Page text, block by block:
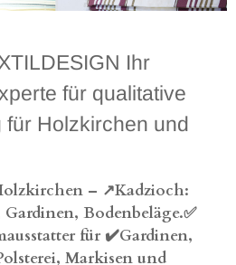
Ihr
für qualitative
für Holzkirchen und
– ↗️Kadzioch:
Bodenbeläge.✅
für ✔️Gardinen,
Markisen und